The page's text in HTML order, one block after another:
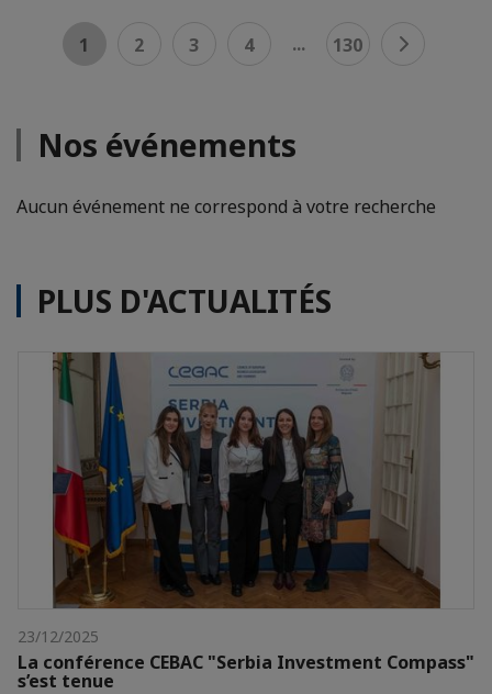
1 2 3 4 ... 130
Nos événements
Aucun événement ne correspond à votre recherche
PLUS D'ACTUALITÉS
23/12/2025
La conférence CEBAC "Serbia Investment Compass"
s’est tenue